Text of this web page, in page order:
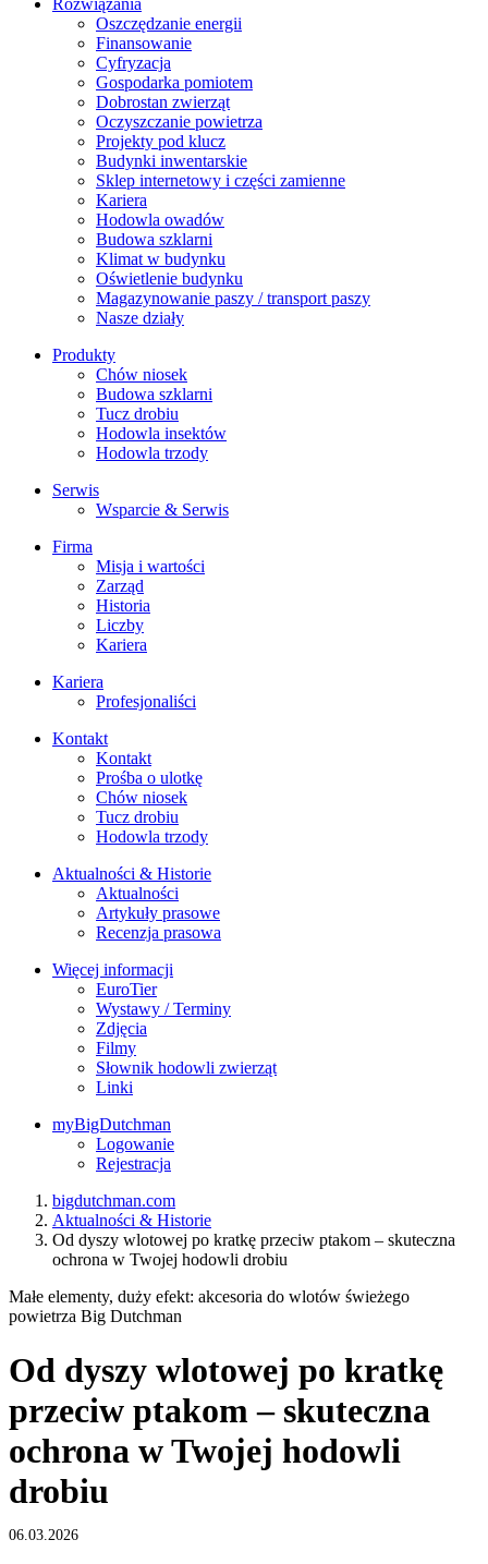
Rozwiązania
​Oszczędzanie energii
Finansowanie
Cyfryzacja
Gospodarka pomiotem
Dobrostan zwierząt
Oczyszczanie powietrza
Projekty pod klucz
Budynki inwentarskie
Sklep internetowy i części zamienne
Kariera
Hodowla owadów
Budowa szklarni
Klimat w budynku
Oświetlenie budynku
Magazynowanie paszy / transport paszy
Nasze działy
Produkty
Chów niosek
Budowa szklarni
Tucz drobiu
Hodowla insektów
Hodowla trzody
Serwis
Wsparcie & Serwis
Firma
Misja i wartości
Zarząd
Historia
Liczby
Kariera
Kariera
Profesjonaliści
Kontakt
Kontakt
Prośba o ulotkę
Chów niosek
Tucz drobiu
Hodowla trzody
Aktualności & Historie
Aktualności
Artykuły prasowe
Recenzja prasowa
Więcej informacji
EuroTier
Wystawy / Terminy
Zdjęcia
Filmy
Słownik hodowli zwierząt
Linki
myBigDutchman
Logowanie
Rejestracja
bigdutchman.com
Aktualności & Historie
Od dyszy wlotowej po kratkę przeciw ptakom – skuteczna
ochrona w Twojej hodowli drobiu
Małe elementy, duży efekt: akcesoria do wlotów świeżego
powietrza Big Dutchman
Od dyszy wlotowej po kratkę
przeciw ptakom – skuteczna
ochrona w Twojej hodowli
drobiu
06.03.2026